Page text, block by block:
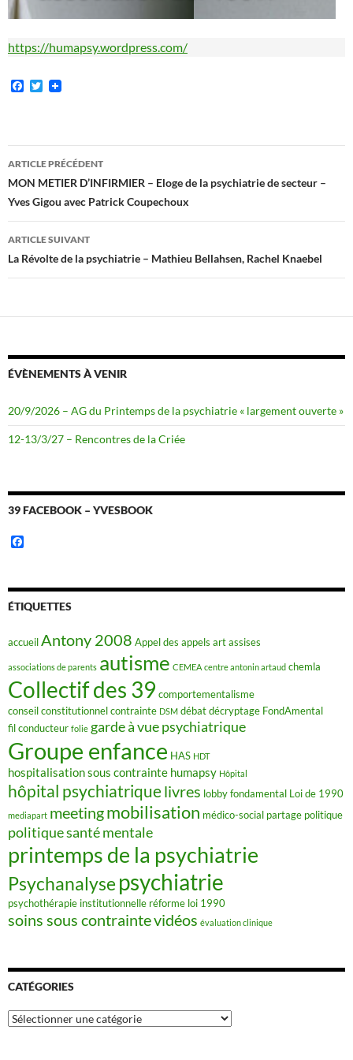
https://humapsy.wordpress.com/
F
o
o
T
e
r
Navigation
des
articles
ARTICLE PRÉCÉDENT
MON METIER D’INFIRMIER – Eloge de la psychiatrie de secteur –
Yves Gigou avec Patrick Coupechoux
ARTICLE SUIVANT
La Révolte de la psychiatrie – Mathieu Bellahsen, Rachel Knaebel
ÉVÈNEMENTS À VENIR
20/9/2026 – AG du Printemps de la psychiatrie « largement ouverte »
12-13/3/27 – Rencontres de la Criée
39 FACEBOOK – YVESBOOK
b
o
o
ÉTIQUETTES
accueilAntony 2008 Appel des appels artassises
associations de parents autisme CEMEA centre antonin artaud chemla
Collectif des 39 comportementalisme
conseil constitutionnelcontrainte DSM débatdécryptage FondAmental
fil conducteur folie garde à vue psychiatrique
Groupe enfance HAS HDT
hospitalisation sous contrainte humapsy Hôpital
hôpital psychiatriquelivres lobby fondamental Loi de 1990
mediapart meetingmobilisation médico-social partage politique
politique santé mentale
printemps de la psychiatrie
Psychanalyse psychiatrie
psychothérapie institutionnelle réforme loi 1990
soins sous contraintevidéos évaluation clinique
CATÉGORIES
Catégories